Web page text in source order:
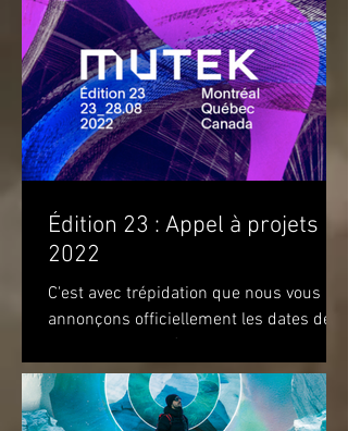
Édition 23 : Appel à projets
2022
C'est avec trépidation que nous vous
annonçons officiellement les dates de
notre prochaine édition. Nous vous
attendons du 22 au 28 août...